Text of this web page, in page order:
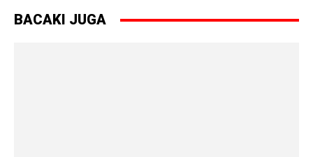
BACAKI JUGA